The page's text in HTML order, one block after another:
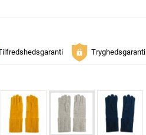
Tryghedsgaranti